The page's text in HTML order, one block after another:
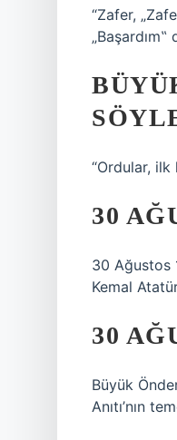
“Zafer,
“Ordular, ilk
30
30 Ağustos
Kemal
30
Büyük
Anıtı’nın